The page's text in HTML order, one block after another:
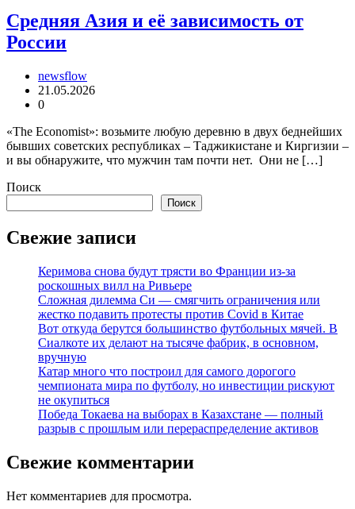
Средняя Азия и её зависимость от
России
newsflow
21.05.2026
0
«The Economist»: возьмите любую деревню в двух беднейших
бывших советских республиках – Таджикистане и Киргизии –
и вы обнаружите, что мужчин там почти нет. Они не […]
Поиск
Поиск
Свежие записи
Керимова снова будут трясти во Франции из-за
роскошных вилл на Ривьере
Сложная дилемма Си — смягчить ограничения или
жестко подавить протесты против Covid в Китае
Вот откуда берутся большинство футбольных мячей. В
Сиалкоте их делают на тысяче фабрик, в основном,
вручную
Катар много что построил для самого дорогого
чемпионата мира по футболу, но инвестиции рискуют
не окупиться
Победа Токаева на выборах в Казахстане — полный
разрыв с прошлым или перераспределение активов
Свежие комментарии
Нет комментариев для просмотра.